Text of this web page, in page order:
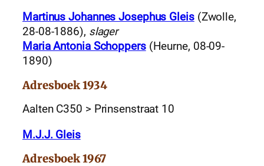
Martinus Johannes Josephus Gleis(Zwolle,
28-08-1886), slager
Maria Antonia Schoppers(Heurne, 08-09-
1890)
Adresboek 1934
Aalten C350 > Prinsenstraat 10
M.J.J. Gleis
Adresboek 1967